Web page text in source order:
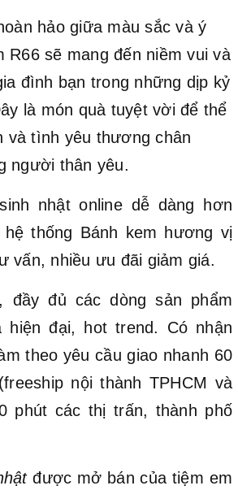
hảo giữa màu sắc và ý
R66 sẽ mang đến niềm vui và
đình bạn trong những dịp kỷ
là món quà tuyệt vời để thể
và tình yêu thương chân
người thân yêu.
nhật online dễ dàng hơn
thống Bánh kem hương vị
vấn, nhiều ưu đãi giảm giá.
, đầy đủ các dòng sản phẩm
hiện đại, hot trend. Có nhận
theo yêu cầu giao nhanh 60
nội thành TPHCM và
phút các thị trấn, thành phố
được mở bán của tiệm em